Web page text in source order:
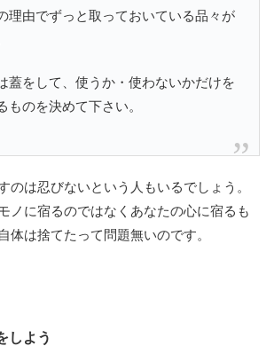
由でずっと取っておいている品々が
蓋をして、使うか・使わないかだけを
ものを決めて下さい。
のは忍びないという人もいるでしょう。
ノに宿るのではなくあなたの心に宿るも
体は捨てたって問題無いのです。
しよう